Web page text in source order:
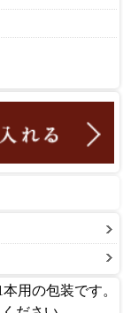
用の包装です。